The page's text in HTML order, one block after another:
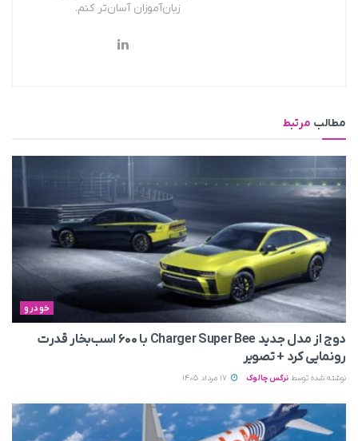
زبان‌آموزان آسان‌تر کنم.
مطالب مرتبط
خودرو
دوج از مدل جدید Charger Super Bee با ۶۰۰ اسب‌بخار قدرت
رونمایی کرد + تصویر
نوشته شده توسط نرگس چالوک